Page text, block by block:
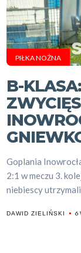
PIŁKA NOŻNA
B-
Goplania
2:1 w meczu 3.
niebiescy
DAWID ZIELIŃSKI 6